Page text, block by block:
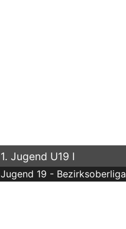
1. Jugend U19 I
Jugend 19 - Bezirksoberliga